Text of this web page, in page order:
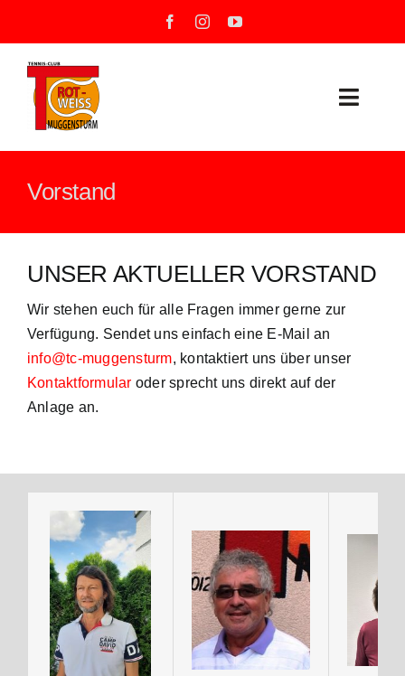
springen
Toggle
Mannschaften
Training
Unsere Tennisanlage
Veranstaltungen
Vorstand
UNSER AKTUELLER VORSTAND
Wir stehen euch für alle Fragen immer gerne zur
Verfügung. Sendet uns einfach eine E-Mail an
info@tc-muggensturm, kontaktiert uns über unser
Kontaktformular oder sprecht uns direkt auf der
Anlage an.